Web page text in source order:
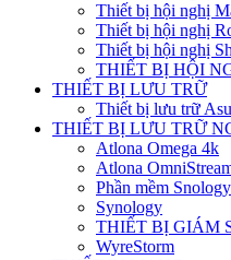
Thiết bị hội nghị
Thiết bị hội nghị
Thiết bị hội nghị
THIẾT BỊ HỘI
THIẾT BỊ LƯU TRỮ
Thiết bị lưu trữ
THIẾT BỊ LƯU TRỮ
Atlona Omega 4k
Atlona
Phần mềm Snology
Synology
THIẾT BỊ GIÁM
WyreStorm